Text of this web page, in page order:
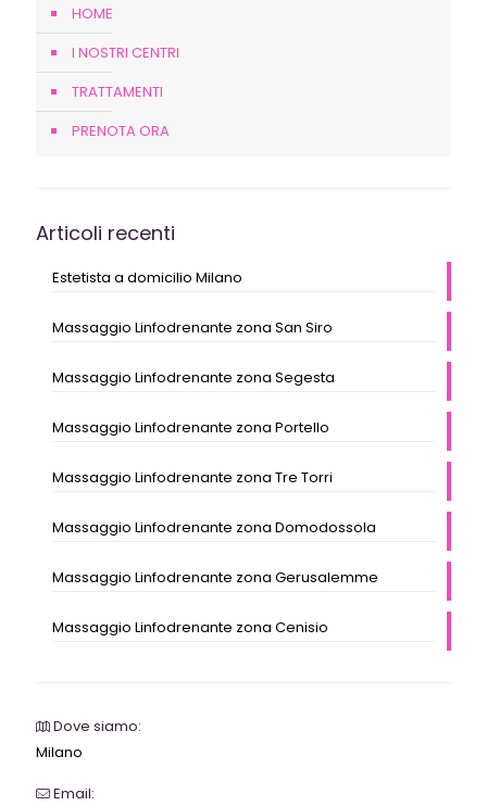
HOME
I NOSTRI CENTRI
TRATTAMENTI
PRENOTA ORA
Articoli recenti
Estetista a domicilio Milano
Massaggio Linfodrenante zona San Siro
Massaggio Linfodrenante zona Segesta
Massaggio Linfodrenante zona Portello
Massaggio Linfodrenante zona Tre Torri
Massaggio Linfodrenante zona Domodossola
Massaggio Linfodrenante zona Gerusalemme
Massaggio Linfodrenante zona Cenisio
Dove siamo:
Milano
Email: